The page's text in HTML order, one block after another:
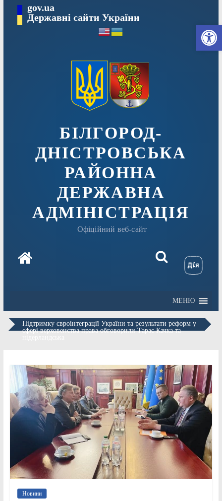
вмісту
gov.ua
Державні сайти України
БІЛГОРОД-
ДНІСТРОВСЬКА
РАЙОННА
ДЕРЖАВНА
АДМІНІСТРАЦІЯ
Офіційний веб-сайт
МЕНЮ
Підтримку євроінтеграції України та результати реформ у
сфері верховенства права обговорили Тарас Качка та
Новини